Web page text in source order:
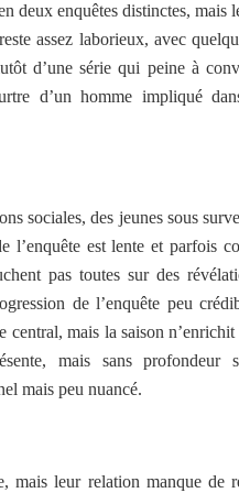
deux enquêtes distinctes, mais
assez laborieux, avec
d’une série qui peine à
d’un homme impliqué
sociales, des jeunes sous
l’enquête est lente et parfois
pas toutes sur des
de l’enquête peu
central, mais la saison
mais sans profondeur
mais peu nuancé.
mais leur relation manque de